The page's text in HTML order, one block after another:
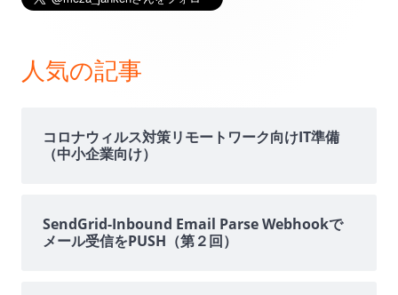
ン
人気の記事
コロナウィルス対策リモートワーク向けIT準備
（中小企業向け）
SendGrid-Inbound Email Parse Webhookで
メール受信をPUSH（第２回）